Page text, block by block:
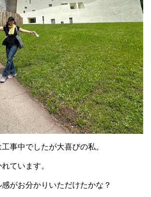
事中でしたが大喜びの私。
ています。
がお分かりいただけたかな？